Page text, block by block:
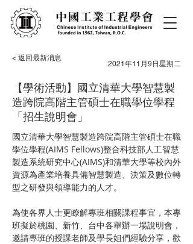
< 返回最新消息
2021年11月9日星期二
【學術活動】國立清華大學智慧製
造跨院高階主管碩士在職學位學程
「招生說明會」
國立清華大學智慧製造跨院高階主管碩士在職
學位學程(AIMS Fellows)整合科技部人工智慧
製造系統研究中心(AIMS)和清華大學等校內外
資源為產業培養具備智慧製造、決策及數位轉
型之研發與領導能力的人才。
為使各界人士更瞭解專班相關課程事宜，本專
班擬於桃園、新竹、台中各舉辦一場說明會，
邀請專班的授課老師及學長姐們經驗分享，歡